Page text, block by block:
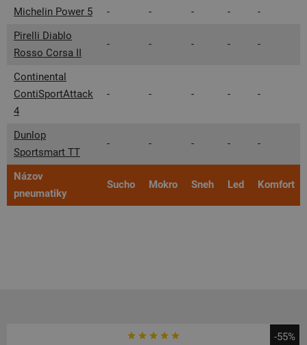
Michelin Power 5 - - - -
-
Pirelli Diablo
Rosso Corsa II
- - - - -
Continental
ContiSportAttack
4
- - - - -
Dunlop
Sportsmart TT
- - - - -
Názov
pneumatiky
Sucho Mokro Sneh Led Komfort
-55%